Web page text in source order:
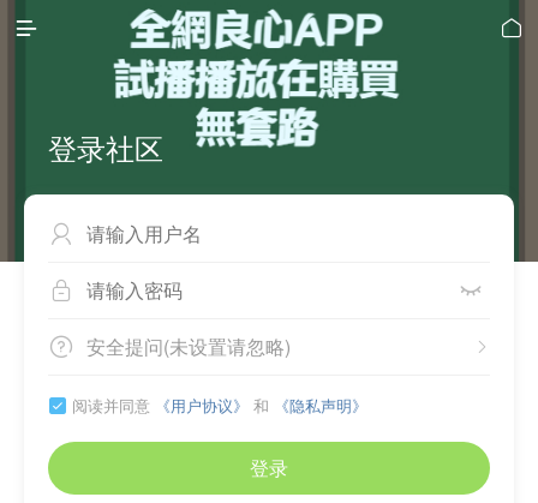
 
登录社区

 
 
安全提问(未设置请忽略)
 阅读并同意 《用户协议》 和 《隐私声明》
登录